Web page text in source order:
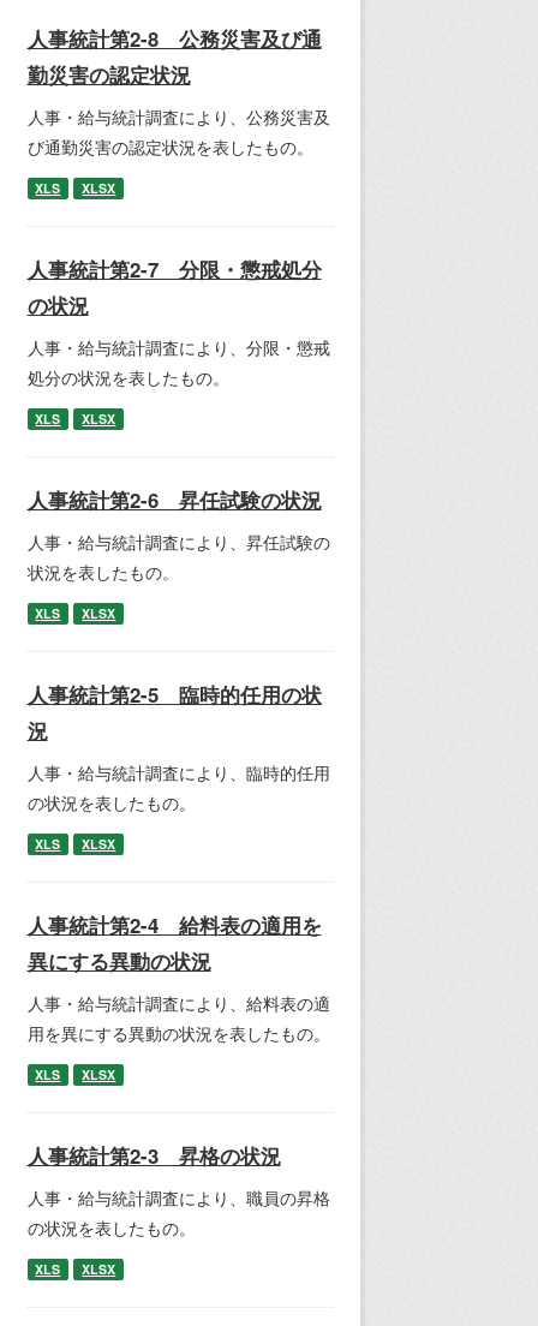
人事統計第2-8 公務災害及び通
勤災害の認定状況
人事・給与統計調査により、公務災害及
び通勤災害の認定状況を表したもの。
XLS XLSX
人事統計第2-7 分限・懲戒処分
の状況
人事・給与統計調査により、分限・懲戒
処分の状況を表したもの。
XLS XLSX
人事統計第2-6 昇任試験の状況
人事・給与統計調査により、昇任試験の
状況を表したもの。
XLS XLSX
人事統計第2-5 臨時的任用の状
況
人事・給与統計調査により、臨時的任用
の状況を表したもの。
XLS XLSX
人事統計第2-4 給料表の適用を
異にする異動の状況
人事・給与統計調査により、給料表の適
用を異にする異動の状況を表したもの。
XLS XLSX
人事統計第2-3 昇格の状況
人事・給与統計調査により、職員の昇格
の状況を表したもの。
XLS XLSX